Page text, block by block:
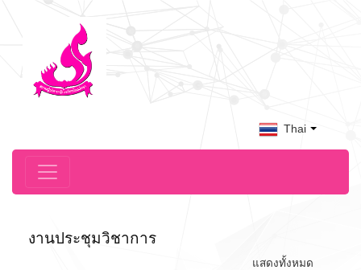
Thai
งานประชุมวิชาการ
แสดงทั้งหมด